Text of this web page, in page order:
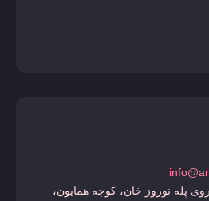
پله نوروز خان، کوچه همایون،